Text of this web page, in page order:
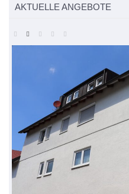
AKTUELLE ANGEBOTE